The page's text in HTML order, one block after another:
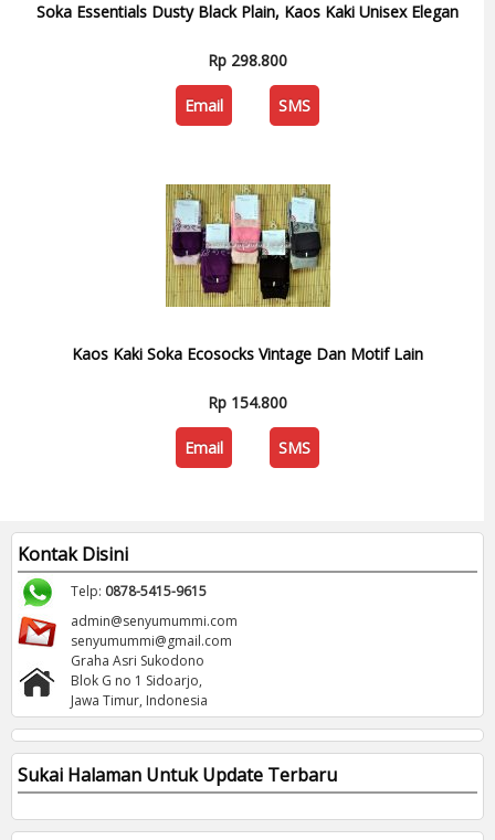
Soka Essentials Dusty Black Plain, Kaos Kaki Unisex Elegan
Rp 298.800
Email SMS
Kaos Kaki Soka Ecosocks Vintage Dan Motif Lain
Rp 154.800
Email SMS
Kontak Disini
Telp: 0878-5415-9615
admin@senyumummi.com
senyumummi@gmail.com
Graha Asri Sukodono
Blok G no 1 Sidoarjo,
Jawa Timur, Indonesia
Sukai Halaman Untuk Update Terbaru